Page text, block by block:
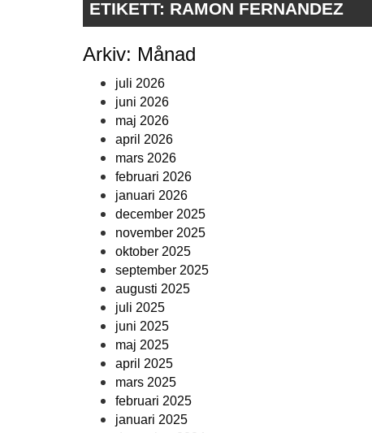
ETIKETT: RAMON FERNANDEZ
Arkiv: Månad
juli 2026
juni 2026
maj 2026
april 2026
mars 2026
februari 2026
januari 2026
december 2025
november 2025
oktober 2025
september 2025
augusti 2025
juli 2025
juni 2025
maj 2025
april 2025
mars 2025
februari 2025
januari 2025